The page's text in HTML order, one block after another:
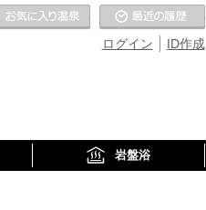
ID作成
ログイン
お気に入りの温泉
岩盤浴